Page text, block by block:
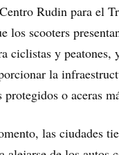
Rudin para el
los scooters
ciclistas y peatones,
la
o aceras
las ciudades